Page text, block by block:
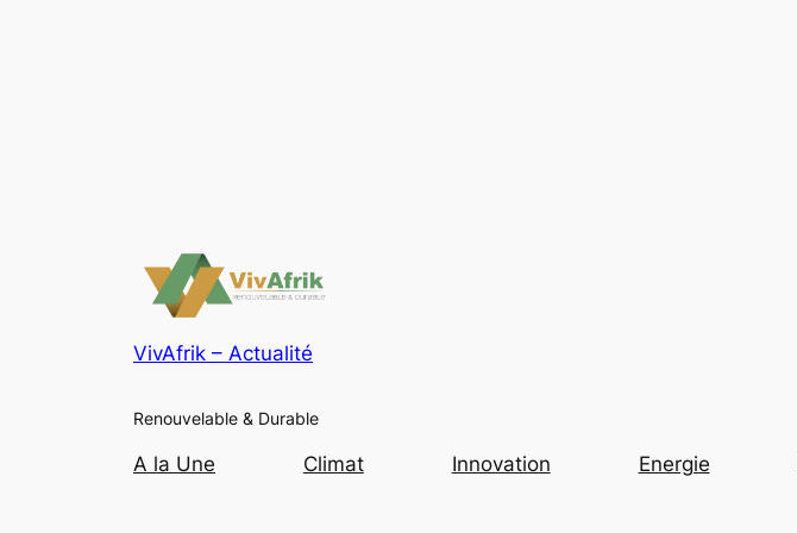
VivAfrik – Actualité
Renouvelable & Durable
A la Une Climat Innovation Energie